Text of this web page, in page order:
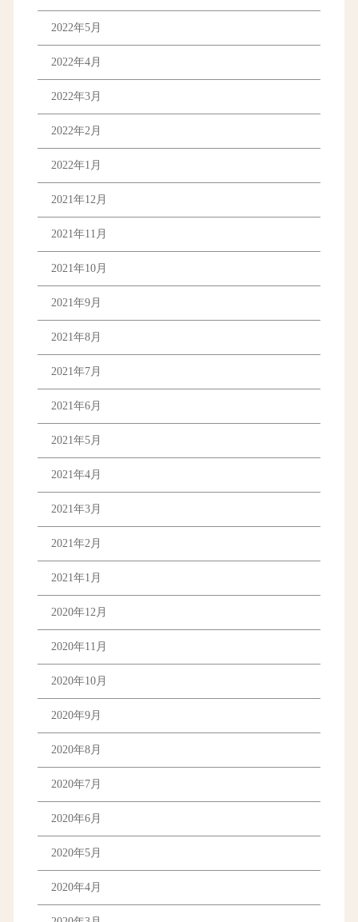
2022年5月
2022年4月
2022年3月
2022年2月
2022年1月
2021年12月
2021年11月
2021年10月
2021年9月
2021年8月
2021年7月
2021年6月
2021年5月
2021年4月
2021年3月
2021年2月
2021年1月
2020年12月
2020年11月
2020年10月
2020年9月
2020年8月
2020年7月
2020年6月
2020年5月
2020年4月